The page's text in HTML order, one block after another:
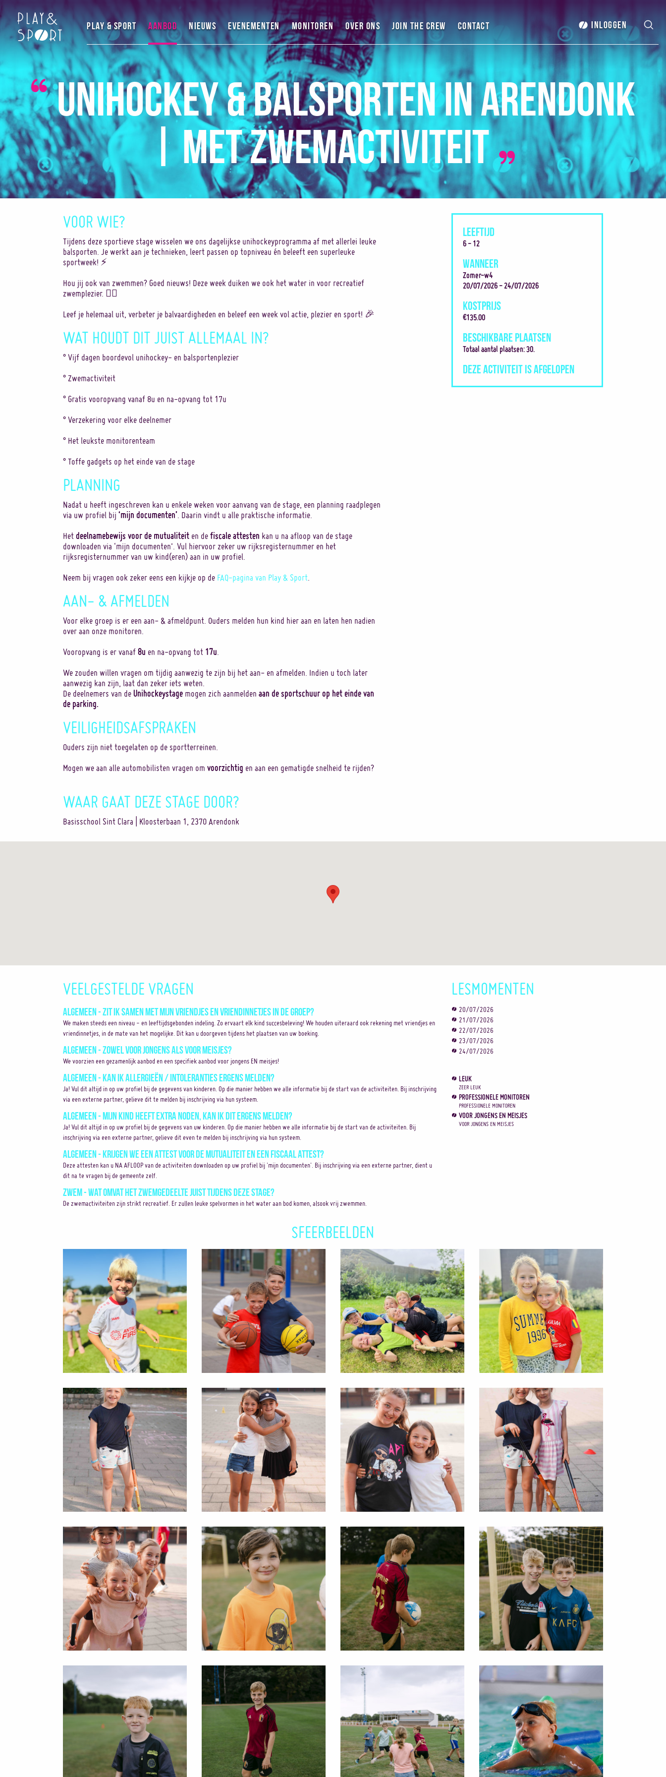
Play & Sport Aanbod Nieuws Evenementen Monitoren Over ons Join the crew Contact Inloggen
Unihockey & Balsporten in Arendonk
| Met zwemactiviteit
VOOR WIE?
Tijdens deze sportieve stage wisselen we ons dagelijkse unihockeyprogramma af met allerlei leuke
balsporten. Je werkt aan je technieken, leert passen op topniveau én beleeft een superleuke
sportweek! ⚡
Hou jij ook van zwemmen? Goed nieuws! Deze week duiken we ook het water in voor recreatief
zwemplezier. 🏊‍♂️
Leef je helemaal uit, verbeter je balvaardigheden en beleef een week vol actie, plezier en sport! 🎉
WAT HOUDT DIT JUIST ALLEMAAL IN?
° Vijf dagen boordevol unihockey- en balsportenplezier
° Zwemactiviteit
° Gratis vooropvang vanaf 8u en na-opvang tot 17u
° Verzekering voor elke deelnemer
° Het leukste monitorenteam
° Toffe gadgets op het einde van de stage
PLANNING
Nadat u heeft ingeschreven kan u enkele weken voor aanvang van de stage, een planning raadplegen
via uw profiel bij ‘mijn documenten’ . Daarin vindt u alle praktische informatie.
Hetdeelnamebewijs voor de mutualiteit en defiscale attesten kan u na afloop van de stage
downloaden via ‘mijn documenten’. Vul hiervoor zeker uw rijksregisternummer en het
rijksregisternummer van uw kind(eren) aan in uw profiel.
Neem bij vragen ook zeker eens een kijkje op de FAQ-pagina van Play & Sport
AAN- & AFMELDEN
Voor elke groep is er een aan- & afmeldpunt. Ouders melden hun kind hier aan en laten hen nadien
over aan onze monitoren.
Vooropvang is er vanaf8u en na-opvang tot 17u
We zouden willen vragen om tijdig aanwezig te zijn bij het aan- en afmelden. Indien u toch later
aanwezig kan zijn, laat dan zeker iets weten.
De deelnemers van deUnihockeystage mogen zich aanmelden aan de sportschuur op het einde van
de parking.
VEILIGHEIDSAFSPRAKEN
Ouders zijn niet toegelaten op de sportterreinen.
Mogen we aan alle automobilisten vragen om voorzichtig en aan een gematigde snelheid te rijden?
WAAR GAAT DEZE STAGE DOOR?
Basisschool Sint Clara | Kloosterbaan 1, 2370 Arendonk
LEEFTIJD
6 - 12
WANNEER
Zomer-w4
20/07/2026 - 24/07/2026
KOSTPRIJS
€135.00
BESCHIKBARE PLAATSEN
Totaal aantal plaatsen: 30.
DEZE ACTIVITEIT IS AFGELOPEN
VEELGESTELDE VRAGEN
Algemeen - Zit ik samen met mijn vriendjes en vriendinnetjes in de groep?
We maken steeds een niveau - en leeftijdsgebonden indeling. Zo ervaart elk kind succesbeleving! We houden uiteraard ook rekening met vriendjes en
vriendinnetjes, in de mate van het mogelijke. Dit kan u doorgeven tijdens het plaatsen van uw boeking.
Algemeen - Zowel voor jongens als voor meisjes?
We voorzien een gezamenlijk aanbod en een specifiek aanbod voor jongens EN meisjes!
Algemeen - Kan ik allergieën / intoleranties ergens melden?
Ja! Vul dit altijd in op uw profiel bij de gegevens van kinderen. Op die manier hebben we alle informatie bij de start van de activiteiten. Bij inschrijving
via een externe partner, gelieve dit te melden bij inschrijving via hun systeem.
Algemeen - Mijn kind heeft extra noden, kan ik dit ergens melden?
Ja! Vul dit altijd in op uw profiel bij de gegevens van uw kinderen. Op die manier hebben we alle informatie bij de start van de activiteiten. Bij
inschrijving via een externe partner, gelieve dit even te melden bij inschrijving via hun systeem.
Algemeen - Krijgen we een attest voor de mutualiteit en een fiscaal attest?
Deze attesten kan u NA AFLOOP van de activiteiten downloaden op uw profiel bij 'mijn documenten'. Bij inschrijving via een externe partner, dient u
dit na te vragen bij de gemeente zelf.
Zwem - Wat omvat het zwemgedeelte juist tijdens deze stage?
De zwemactiviteiten zijn strikt recreatief. Er zullen leuke spelvormen in het water aan bod komen, alsook vrij zwemmen.
LESMOMENTEN
20/07/2026
21/07/2026
22/07/2026
23/07/2026
24/07/2026
LEUK
ZEER LEUK
PROFESSIONELE MONITOREN
PROFESSIONELE MONITOREN
VOOR JONGENS EN MEISJES
VOOR JONGENS EN MEISJES
SFEERBEELDEN